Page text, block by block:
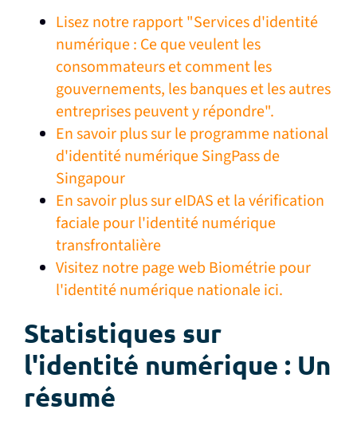
Lisez notre rapport "Services d'identité
numérique : Ce que veulent les
consommateurs et comment les
gouvernements, les banques et les autres
entreprises peuvent y répondre".
En savoir plus sur le programme national
d'identité numérique SingPass de
Singapour
En savoir plus sur eIDAS et la vérification
faciale pour l'identité numérique
transfrontalière
Visitez notre page web Biométrie pour
l'identité numérique nationale ici.
Statistiques sur
l'identité numérique : Un
résumé